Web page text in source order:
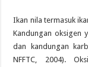
Ikan nila termasuk
Kandungan oksigen
dan kandungan
NFFTC, 2004).